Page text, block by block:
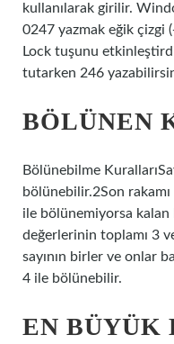
kullanılarak girilir.
0247 yazmak eğik çizgi
Lock tuşunu
tutarken 246
BÖLÜNEN
Bölünebilme
bölünebilir.2Son
ile bölünemiyorsa kalan
değerlerinin toplamı 3
sayının birler ve onlar
4 ile bölünebilir.
EN BÜYÜK